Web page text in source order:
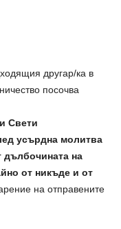
другар/ка в
посочва
Свети
усърдна молитва
дълбочината на
от никъде и от
на отправените